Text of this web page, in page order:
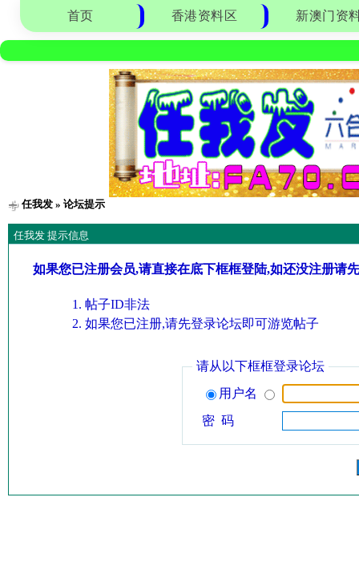
首页 香港资料区 新澳门资
任我发» 论坛提示
任我发 提示信息
如果您已注册会员,请直接在底下框框登陆,如还没注册请
帖子ID非法
如果您已注册,请先登录论坛即可游览帖子
请从以下框框登录论坛
用户名
密 码